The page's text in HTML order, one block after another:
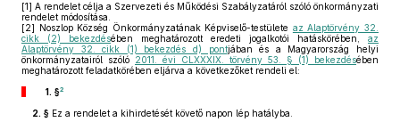
[1] A rendelet célja a Szervezeti és Működési Szabályzatáról szóló önkormányzati
rendelet módosítása.
[2] Noszlop Község Önkormányzatának Képviselő-testülete az Alaptörvény 32.
cikk (2) bekezdésében meghatározott eredeti jogalkotói hatáskörében, az
Alaptörvény 32. cikk (1) bekezdés d) pontjában és a Magyarország helyi
önkormányzatairól szóló 2011. évi CLXXXIX. törvény 53. § (1) bekezdésében
meghatározott feladatkörében eljárva a következőket rendeli el:
1. §2
2. § Ez a rendelet a kihirdetését követő napon lép hatályba.